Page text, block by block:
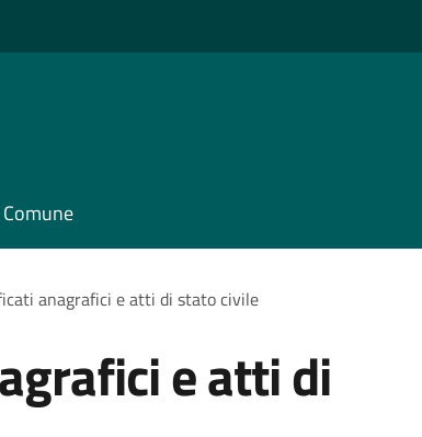
anagrafici e atti di stato civile
e atti di